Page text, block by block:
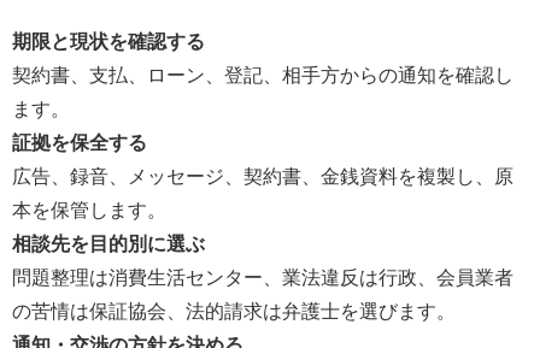
期限と現状を確認する
契約書、支払、ローン、登記、相手方からの通知を確認し
ます。
証拠を保全する
広告、録音、メッセージ、契約書、金銭資料を複製し、原
本を保管します。
相談先を目的別に選ぶ
問題整理は消費生活センター、業法違反は行政、会員業者
の苦情は保証協会、法的請求は弁護士を選びます。